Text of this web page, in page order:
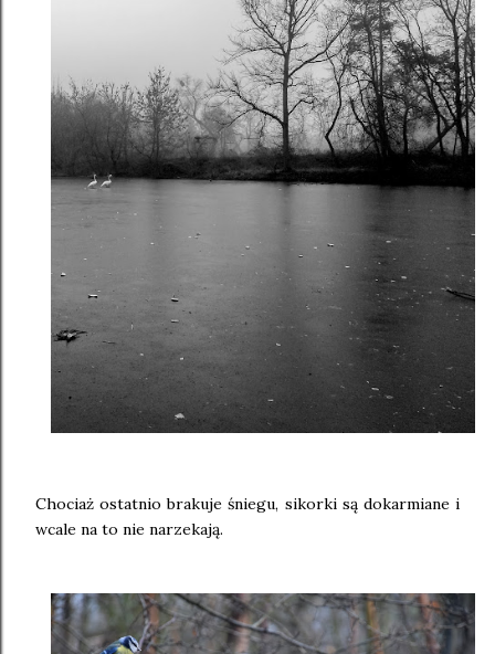
Chociaż ostatnio brakuje śniegu, sikorki są dokarmiane i
wcale na to nie narzekają.